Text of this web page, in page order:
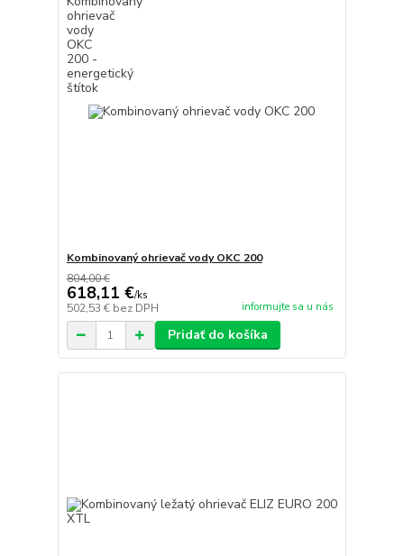
Kombinovaný ohrievač vody OKC 200
804,00 €
618,11 €/ks
502,53 € bez DPH informujte sa u nás
Pridať do košíka